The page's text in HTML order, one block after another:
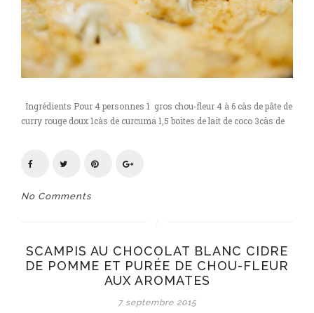
Ingrédients Pour 4 personnes 1 gros chou-fleur 4 à 6 càs de pâte de
curry rouge doux 1càs de curcuma 1,5 boites de lait de coco 3càs de
No Comments
SCAMPIS AU CHOCOLAT BLANC CIDRE
DE POMME ET PURÉE DE CHOU-FLEUR
AUX AROMATES
7 septembre 2015